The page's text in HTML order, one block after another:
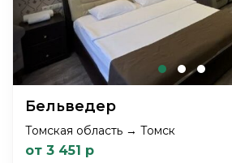
Бельведер
Томская область → Томск
от 3 451 р